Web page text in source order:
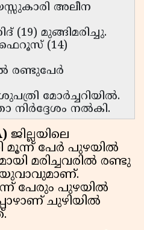
അലീന
(19) മുങ്ങിമരിച്ചു.
(14)
രണ്ടുപേർ
മോർച്ചറിയിൽ.
നിർദ്ദേശം നൽകി.
ജില്ലയിലെ
മൂന്ന് പേർ പുഴയിൽ
മരിച്ചവരിൽ രണ്ടു
യുവാവുമാണ്.
പേരും പുഴയിൽ
ചുഴിയിൽ